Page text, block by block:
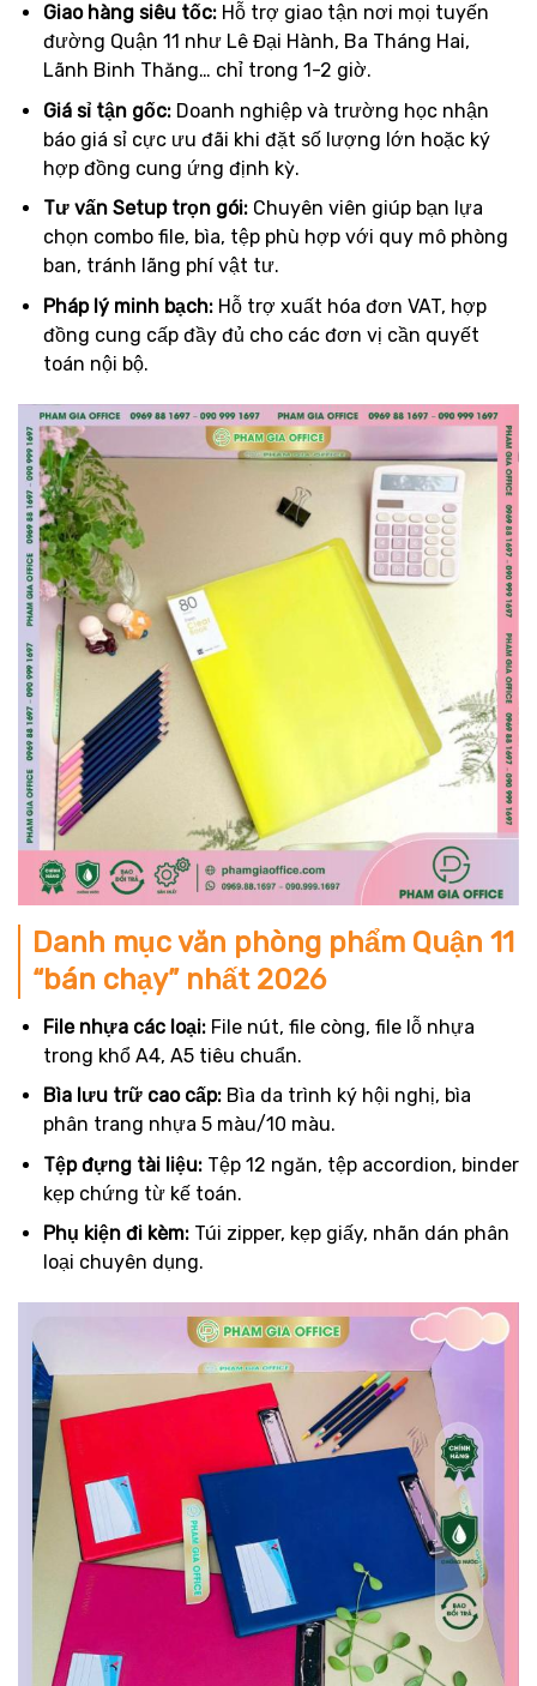
Giao hàng siêu tốc:Hỗ trợ giao tận nơi mọi tuyến
đường Quận 11 như Lê Đại Hành, Ba Tháng Hai,
Lãnh Binh Thăng… chỉ trong 1-2 giờ.
Giá sỉ tận gốc:Doanh nghiệp và trường học nhận
báo giá sỉ cực ưu đãi khi đặt số lượng lớn hoặc ký
hợp đồng cung ứng định kỳ.
Tư vấn Setup trọn gói:Chuyên viên giúp bạn lựa
chọn combo file, bìa, tệp phù hợp với quy mô phòng
ban, tránh lãng phí vật tư.
Pháp lý minh bạch:Hỗ trợ xuất hóa đơn VAT, hợp
đồng cung cấp đầy đủ cho các đơn vị cần quyết
toán nội bộ.
Danh mục văn phòng phẩm Quận 11
“bán chạy” nhất 2026
File nhựa các loại:File nút, file còng, file lỗ nhựa
trong khổ A4, A5 tiêu chuẩn.
Bìa lưu trữ cao cấp:Bìa da trình ký hội nghị, bìa
phân trang nhựa 5 màu/10 màu.
Tệp đựng tài liệu:Tệp 12 ngăn, tệp accordion, binder
kẹp chứng từ kế toán.
Phụ kiện đi kèm:Túi zipper, kẹp giấy, nhãn dán phân
loại chuyên dụng.